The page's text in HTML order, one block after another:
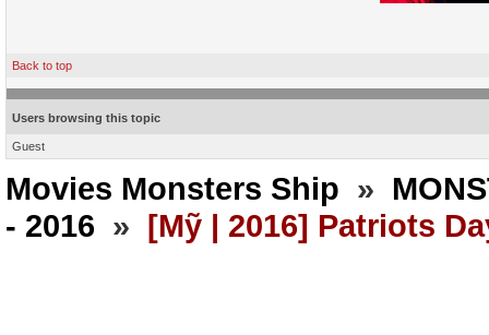
Back to top
Users browsing this topic
Guest
Movies Monsters Ship »
- 2016 » [Mỹ | 2016] Patriots